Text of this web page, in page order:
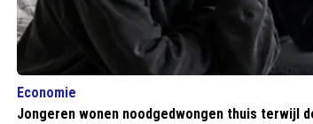
Economie
Jongeren wonen noodgedwongen thuis terwijl